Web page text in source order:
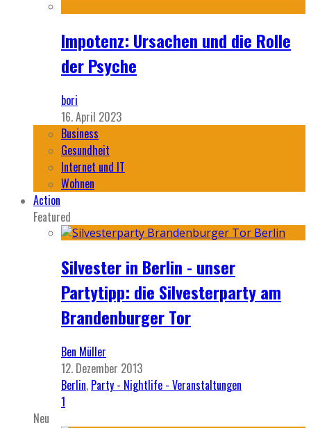
Impotenz: Ursachen und die Rolle
der Psyche
bori
16. April 2023
Business
Gesundheit
Internet und IT
Wohnen
Action
Featured
Silvester in Berlin - unser
Partytipp: die Silvesterparty am
Brandenburger Tor
Ben Müller
12. Dezember 2013
Berlin, Party - Nightlife - Veranstaltungen
1
Neu